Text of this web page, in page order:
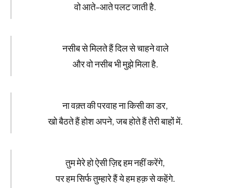
वो आते-आते पलट जाती है.
नसीब से मिलते हैं दिल से चाहने वाले
और वो नसीब भी मुझे मिला है.
ना वक़्त की परवाह ना किसी का डर,
खो बैठते हैं होश अपने, जब होते हैं तेरी बाहों में.
तुम मेरे हो ऐसी ज़िद्द हम नहीं करेंगे,
पर हम सिर्फ तुम्हारे हैं ये हम हक़ से कहेंगे.